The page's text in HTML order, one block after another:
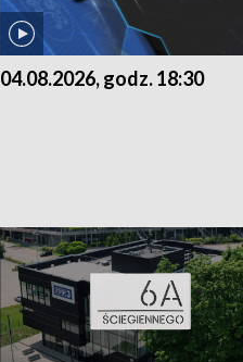
04.08.2026, godz. 18:30